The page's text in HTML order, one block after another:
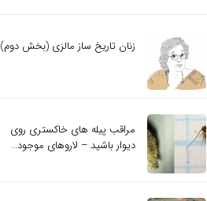
زنان تاریخ ساز مالزی (بخش دوم)
مراقب پیله های خاکستری روی
دیوار باشید – لاروهای موجود…